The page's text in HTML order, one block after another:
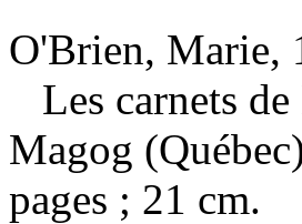
O'Brien, Marie,
Les carnets
Magog
pages ; 21 cm.